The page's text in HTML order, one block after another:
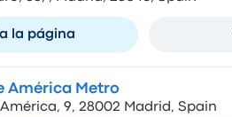
la página
América Metro
9, 28002 Madrid, Spain